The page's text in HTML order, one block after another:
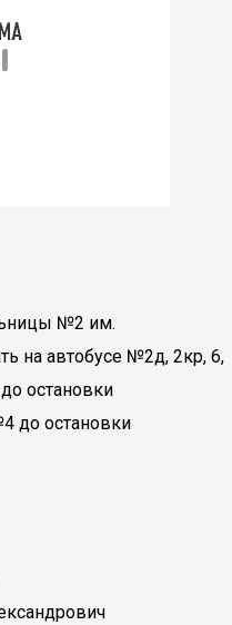
№2 им.
на автобусе №2д, 2кр, 6,
остановки
до остановки